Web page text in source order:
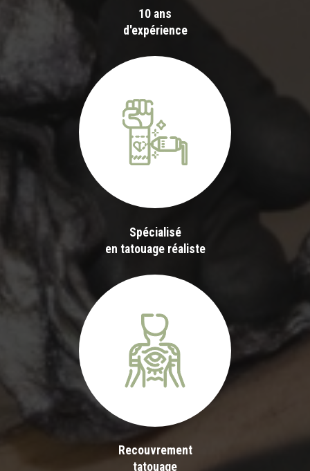
10 ans
d'expérience
Spécialisé
en tatouage réaliste
Recouvrement
tatouage